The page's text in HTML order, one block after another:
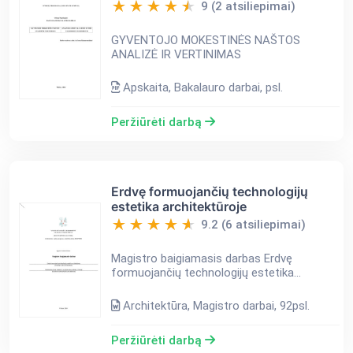
9 (2 atsiliepimai)
GYVENTOJO MOKESTINĖS NAŠTOS
ANALIZĖ IR VERTINIMAS
Apskaita, Bakalauro darbai, psl.
Peržiūrėti darbą
Erdvę formuojančių technologijų
estetika architektūroje
9.2 (6 atsiliepimai)
Magistro baigiamasis darbas Erdvę
formuojančių technologijų estetika
pavadinimas) Sintezuotos erdvės modelis ir
jo pritaikymas statiniui, Vilniuje (...
Architektūra, Magistro darbai, 92psl.
Peržiūrėti darbą